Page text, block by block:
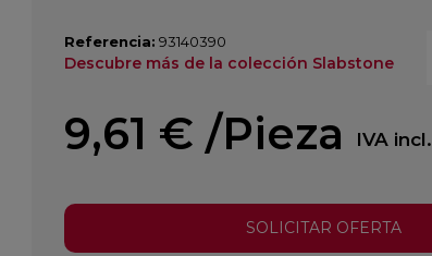
Referencia: 93140390
Descubre más de la colección Slabstone
9,61 € /Pieza IVA incl.
SOLICITAR OFERTA